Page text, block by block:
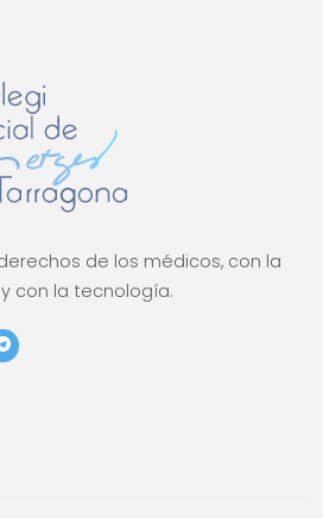
de los médicos, con la
con la tecnología.